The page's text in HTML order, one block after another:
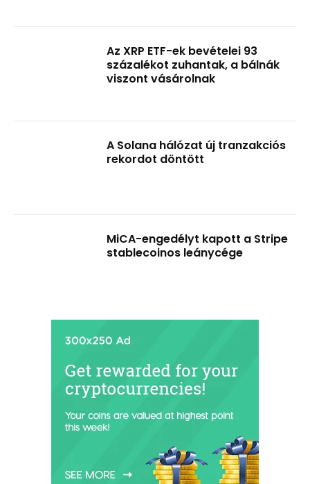
Az XRP ETF-ek bevételei 93
százalékot zuhantak, a bálnák
viszont vásárolnak
A Solana hálózat új tranzakciós
rekordot döntött
MiCA-engedélyt kapott a Stripe
stablecoinos leánycége